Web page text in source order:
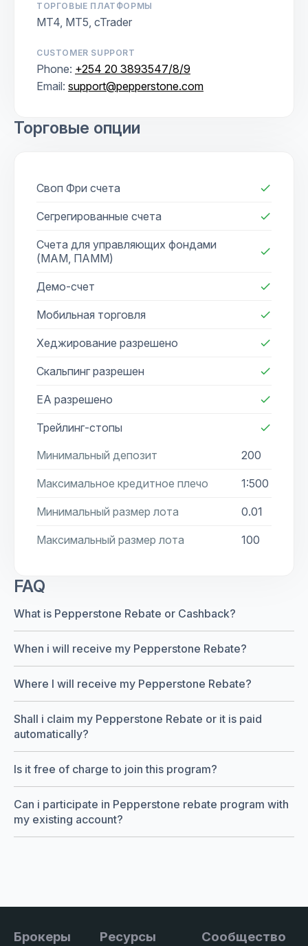
ТОРГОВЫЕ ПЛАТФОРМЫ
MT4, MT5, cTrader
CUSTOMER SUPPORT
Phone: +254 20 3893547/8/9
Email: support@pepperstone.com
Торговые опции
Своп Фри счета check
Сегрегированные счета check
Счета для управляющих фондами
(МАМ, ПАММ)
check
Демо-счет check
Мобильная торговля check
Хеджирование разрешено check
Скальпинг разрешен check
EA разрешено check
Трейлинг-стопы check
Минимальный депозит 200
Максимальное кредитное плечо 1:500
Минимальный размер лота 0.01
Максимальный размер лота 100
FAQ
What is Pepperstone Rebate or Cashback?
When i will receive my Pepperstone Rebate?
Where I will receive my Pepperstone Rebate?
Shall i claim my Pepperstone Rebate or it is paid
automatically?
Is it free of charge to join this program?
Can i participate in Pepperstone rebate program with
my existing account?
Брокеры Ресурсы Сообщество